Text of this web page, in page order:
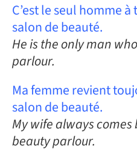
C’est le seul homme
salon de beauté.
He is the only man
parlour.
Ma femme revient
salon de beauté.
My wife always
beauty parlour.